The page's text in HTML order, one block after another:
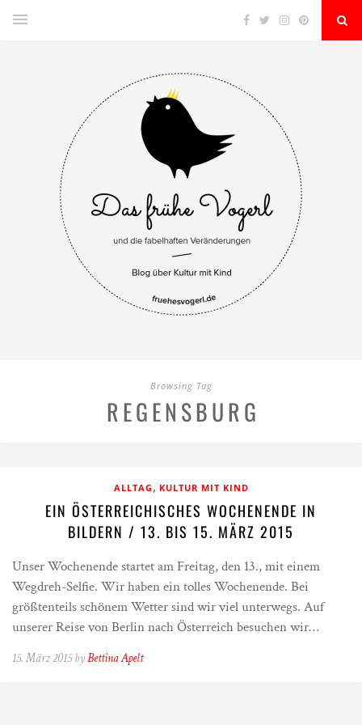
Browsing Tag
REGENSBURG
ALLTAG , KULTUR MIT KIND
EIN ÖSTERREICHISCHES WOCHENENDE IN
BILDERN / 13. BIS 15. MÄRZ 2015
Unser Wochenende startet am Freitag, den 13., mit einem
Wegdreh-Selfie. Wir haben ein tolles Wochenende. Bei
größtenteils schönem Wetter sind wir viel unterwegs. Auf
unserer Reise von Berlin nach Österreich besuchen wir…
15. März 2015 byBettina Apelt